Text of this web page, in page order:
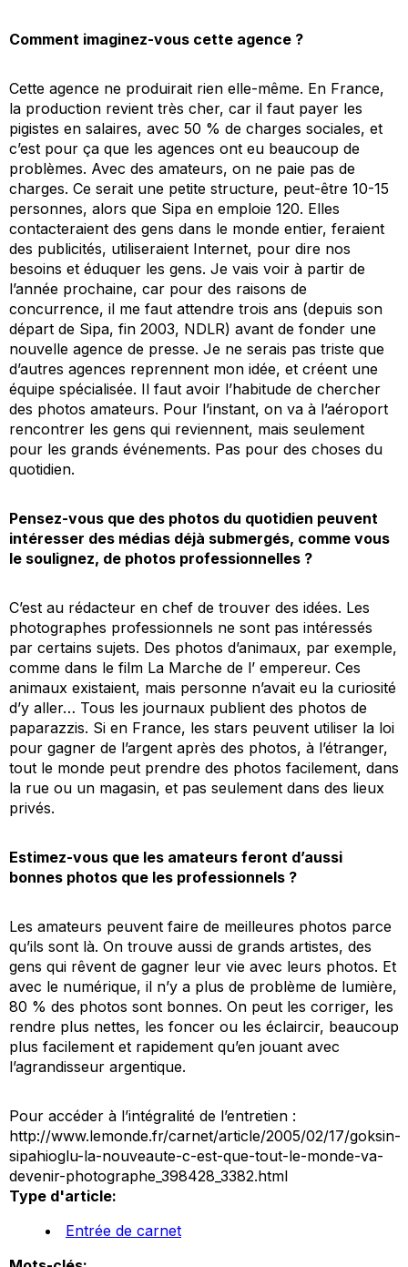
Comment imaginez-vous cette agence ?
Cette agence ne produirait rien elle-même. En France,
la production revient très cher, car il faut payer les
pigistes en salaires, avec 50 % de charges sociales, et
c’est pour ça que les agences ont eu beaucoup de
problèmes. Avec des amateurs, on ne paie pas de
charges. Ce serait une petite structure, peut-être 10-15
personnes, alors que Sipa en emploie 120. Elles
contacteraient des gens dans le monde entier, feraient
des publicités, utiliseraient Internet, pour dire nos
besoins et éduquer les gens. Je vais voir à partir de
l’année prochaine, car pour des raisons de
concurrence, il me faut attendre trois ans (depuis son
départ de Sipa, fin 2003, NDLR) avant de fonder une
nouvelle agence de presse. Je ne serais pas triste que
d’autres agences reprennent mon idée, et créent une
équipe spécialisée. Il faut avoir l’habitude de chercher
des photos amateurs. Pour l’instant, on va à l’aéroport
rencontrer les gens qui reviennent, mais seulement
pour les grands événements. Pas pour des choses du
quotidien.
Pensez-vous que des photos du quotidien peuvent
intéresser des médias déjà submergés, comme vous
le soulignez, de photos professionnelles ?
C’est au rédacteur en chef de trouver des idées. Les
photographes professionnels ne sont pas intéressés
par certains sujets. Des photos d’animaux, par exemple,
comme dans le film La Marche de l’ empereur. Ces
animaux existaient, mais personne n’avait eu la curiosité
d’y aller… Tous les journaux publient des photos de
paparazzis. Si en France, les stars peuvent utiliser la loi
pour gagner de l’argent après des photos, à l’étranger,
tout le monde peut prendre des photos facilement, dans
la rue ou un magasin, et pas seulement dans des lieux
privés.
Estimez-vous que les amateurs feront d’aussi
bonnes photos que les professionnels ?
Les amateurs peuvent faire de meilleures photos parce
qu’ils sont là. On trouve aussi de grands artistes, des
gens qui rêvent de gagner leur vie avec leurs photos. Et
avec le numérique, il n’y a plus de problème de lumière,
80 % des photos sont bonnes. On peut les corriger, les
rendre plus nettes, les foncer ou les éclaircir, beaucoup
plus facilement et rapidement qu’en jouant avec
l’agrandisseur argentique.
Pour accéder à l’intégralité de l’entretien :
http://www.lemonde.fr/carnet/article/2005/02/17/goksin-
sipahioglu-la-nouveaute-c-est-que-tout-le-monde-va-
devenir-photographe_398428_3382.html
Type d'article:
Entrée de carnet